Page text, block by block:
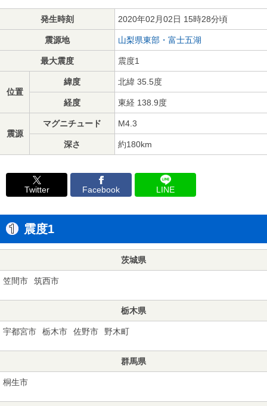
発生時刻 2020年02月02日 15時28分頃
震源地 山梨県東部・富士五湖
最大震度 震度1
位置
緯度 北緯 35.5度
経度 東経 138.9度
震源
マグニチュード M4.3
深さ 約180km
Twitter Facebook LINE
震度1
茨城県
笠間市 筑西市
栃木県
宇都宮市 栃木市 佐野市 野木町
群馬県
桐生市